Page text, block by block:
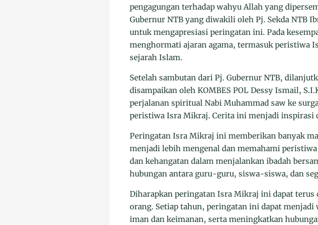
pengagungan terhadap wahyu Allah yang
Gubernur NTB yang diwakili oleh Pj. Sekda NTB
untuk mengapresiasi peringatan ini. Pada
menghormati ajaran agama, termasuk peristiwa
sejarah Islam.
Setelah sambutan dari Pj. Gubernur NTB,
disampaikan oleh KOMBES POL Dessy Ismail,
perjalanan spiritual Nabi Muhammad saw ke
peristiwa Isra Mikraj. Cerita ini menjadi inspirasi
Peringatan Isra Mikraj ini memberikan banyak
menjadi lebih mengenal dan memahami
dan kehangatan dalam menjalankan ibadah
hubungan antara guru-guru, siswa-siswa, dan
Diharapkan peringatan Isra Mikraj ini dapat
orang. Setiap tahun, peringatan ini dapat
iman dan keimanan, serta meningkatkan